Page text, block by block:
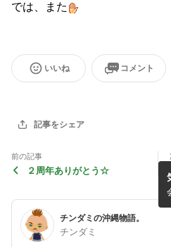
では、また
いいね コメント
記事をシェア
前の記事
２周年ありがとう☆
チンダミの沖縄物語。
チンダミ